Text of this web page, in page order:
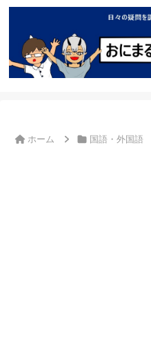
ホーム 国語・外国語